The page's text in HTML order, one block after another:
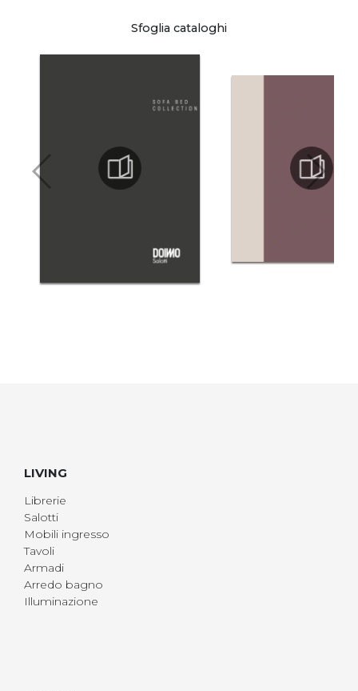
Sfoglia cataloghi
LIVING
Librerie
Salotti
Mobili ingresso
Tavoli
Armadi
Arredo bagno
Illuminazione